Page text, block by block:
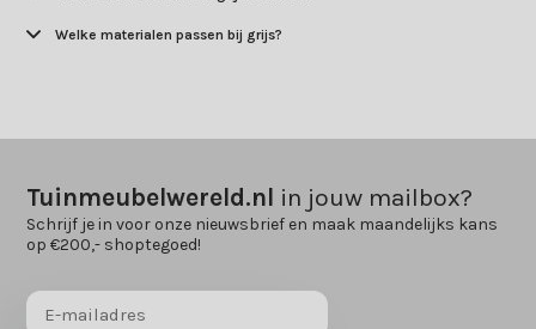
Welke materialen passen bij grijs?
Tuinmeubelwereld.nl in jouw mailbox?
Schrijf je in voor onze nieuwsbrief en maak maandelijks kans
op €200,- shoptegoed!